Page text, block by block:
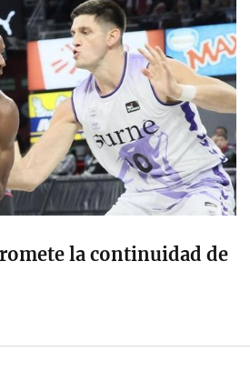
la continuidad de